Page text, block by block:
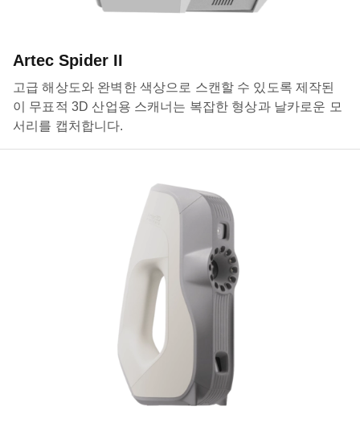
Artec Spider II
고급 해상도와 완벽한 색상으로 스캔할 수 있도록 제작된
이 무표적 3D 산업용 스캐너는 복잡한 형상과 날카로운 모
서리를 캡처합니다.